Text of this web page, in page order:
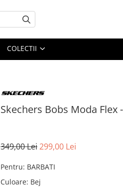
COLECTII
Skechers Bobs Moda Flex
349,00 Lei299,00 Lei
Pentru: BARBATI
Culoare: Bej